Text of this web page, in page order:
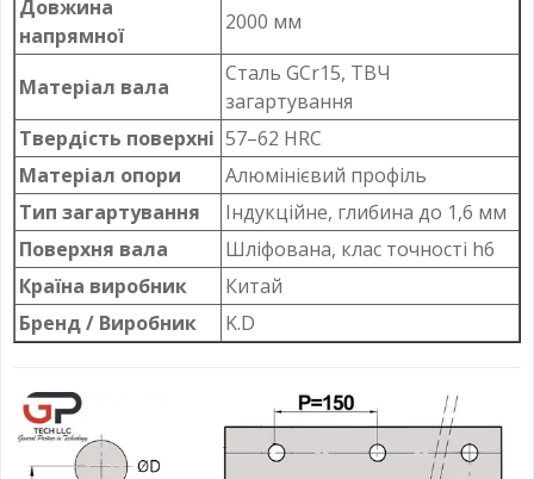
Довжина
напрямної
2000 мм
Матеріал вала
Сталь GCr15, ТВЧ
загартування
Твердість поверхні 57–62 HRC
Матеріал опори
Алюмінієвий профіль
Тип загартування
Індукційне, глибина до 1,6 мм
Поверхня вала
Шліфована, клас точності h6
Країна виробник
Китай
Бренд / Виробник
K.D